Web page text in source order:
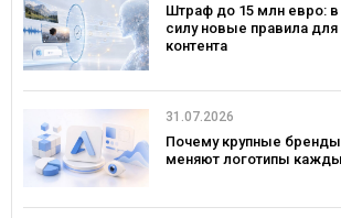
Штраф до 15 млн евро: в
силу новые правила
контента
31.07.2026
Почему крупные
меняют логотипы